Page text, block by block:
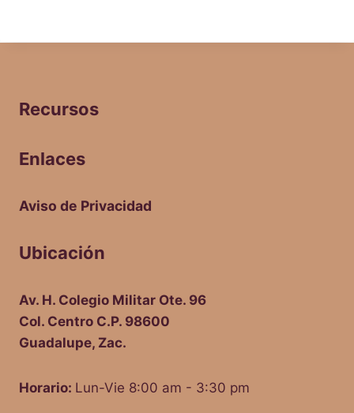
Recursos
Enlaces
Aviso de Privacidad
Ubicación
Av. H. Colegio Militar Ote. 96
Col. Centro C.P. 98600
Guadalupe, Zac.
Horario: Lun-Vie 8:00 am - 3:30 pm